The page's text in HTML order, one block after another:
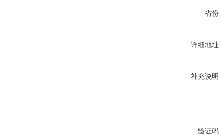
省份
详细地址
补充说明
验证码